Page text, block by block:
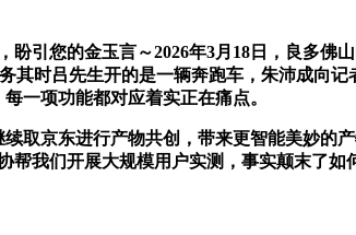
您的金玉言～2026年3月18日，良多佛
其时吕先生开的是一辆奔跑车，朱沛成向
一项功能都对应着实正在痛点。
京东进行产物共创，带来更智能美妙的
我们开展大规模用户实测，事实颠末了如